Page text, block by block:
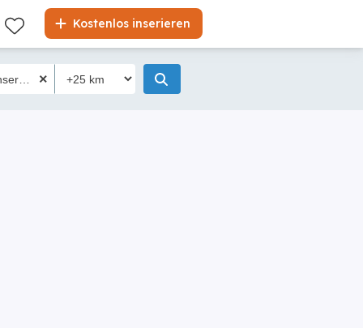
Kostenlos inserieren